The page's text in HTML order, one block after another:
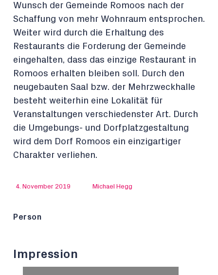
Wunsch der Gemeinde Romoos nach der
Schaffung von mehr Wohnraum entsprochen.
Weiter wird durch die Erhaltung des
Restaurants die Forderung der Gemeinde
eingehalten, dass das einzige Restaurant in
Romoos erhalten bleiben soll. Durch den
neugebauten Saal bzw. der Mehrzweckhalle
besteht weiterhin eine Lokalität für
Veranstaltungen verschiedenster Art. Durch
die Umgebungs- und Dorfplatzgestaltung
wird dem Dorf Romoos ein einzigartiger
Charakter verliehen.
4. November 2019 Michael Hegg
Person
Impression